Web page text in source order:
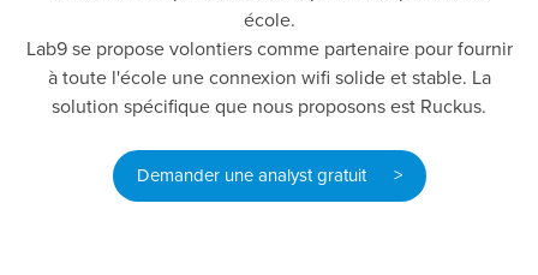
école.
Lab9 se propose volontiers comme partenaire pour fournir
à toute l'école une connexion wifi solide et stable. La
solution spécifique que nous proposons est Ruckus.
Demander une analyst gratuit >